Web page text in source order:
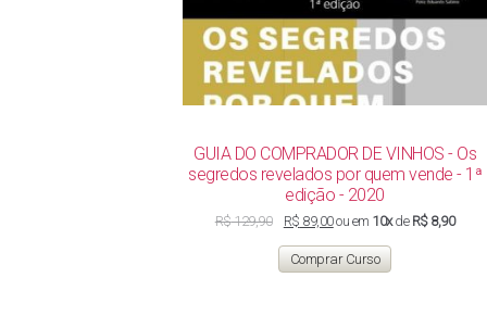
GUIA DO COMPRADOR DE VINHOS - Os
segredos revelados por quem vende - 1ª
edição - 2020
R$129,90
original
era:
R$ 129,90.
R$ 89,00O
atual
é:
R$ 89,00.
ou em 10xde R$ 8,90
Comprar Curso